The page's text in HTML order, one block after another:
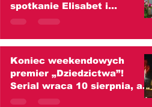
spotkanie Elisabet i
Darcy'ego kończy się wielką
Koniec weekendowych
premier „Dziedzictwa”!
Serial wraca 10 sierpnia, ale
od września czekają widzów